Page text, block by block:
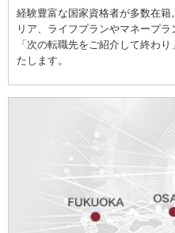
経験豊富な国家資格者が多数在
リア、ライフプランやマネープラ
「次の転職先をご紹介して終わ
たします。